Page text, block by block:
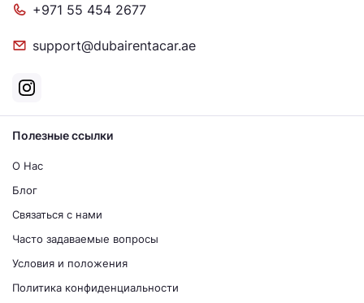
+971 55 454 2677
support@dubairentacar.ae
Полезные ссылки
О Нас
Блог
Связаться с нами
Часто задаваемые вопросы
Условия и положения
Политика конфиденциальности